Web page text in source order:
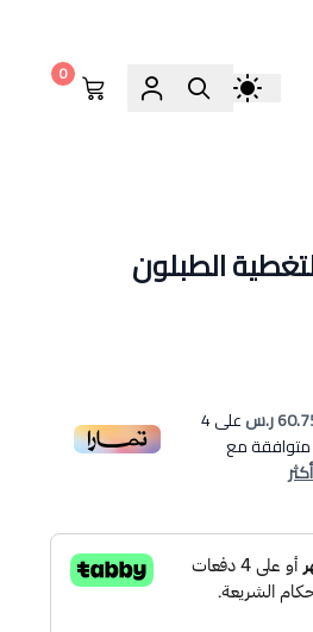
0
الطبلون
ر.س على4
متوافقة مع